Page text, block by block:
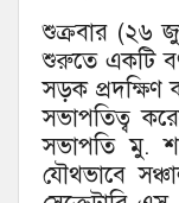
​শুক্রবার (২৬
শুরুতে একটি
সড়ক প্রদক্ষিণ
সভাপতিত্ব
সভাপতি মু.
যৌথভাবে